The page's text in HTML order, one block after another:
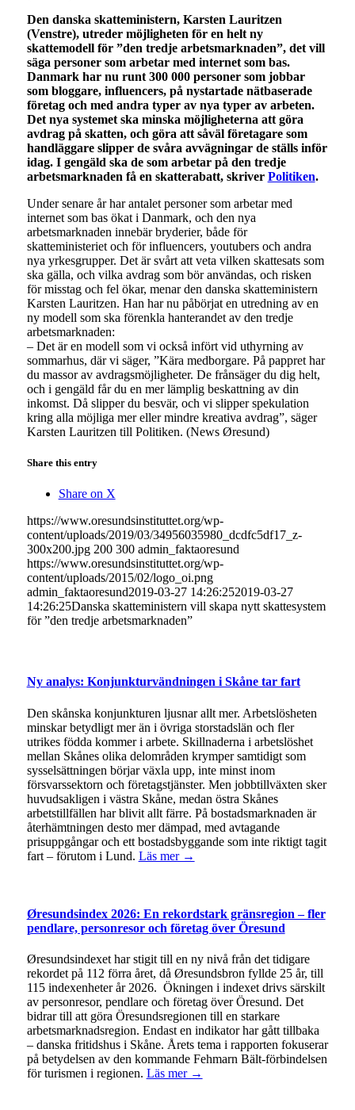
Den danska skatteministern, Karsten Lauritzen
(Venstre), utreder möjligheten för en helt ny
skattemodell för ”den tredje arbetsmarknaden”, det vill
säga personer som arbetar med internet som bas.
Danmark har nu runt 300 000 personer som jobbar
som bloggare, influencers, på nystartade nätbaserade
företag och med andra typer av nya typer av arbeten.
Det nya systemet ska minska möjligheterna att göra
avdrag på skatten, och göra att såväl företagare som
handläggare slipper de svåra avvägningar de ställs inför
idag. I gengäld ska de som arbetar på den tredje
arbetsmarknaden få en skatterabatt, skriver Politiken.
Under senare år har antalet personer som arbetar med
internet som bas ökat i Danmark, och den nya
arbetsmarknaden innebär bryderier, både för
skatteministeriet och för influencers, youtubers och andra
nya yrkesgrupper. Det är svårt att veta vilken skattesats som
ska gälla, och vilka avdrag som bör användas, och risken
för misstag och fel ökar, menar den danska skatteministern
Karsten Lauritzen. Han har nu påbörjat en utredning av en
ny modell som ska förenkla hanterandet av den tredje
arbetsmarknaden:
– Det är en modell som vi också infört vid uthyrning av
sommarhus, där vi säger, ”Kära medborgare. På pappret har
du massor av avdragsmöjligheter. De frånsäger du dig helt,
och i gengäld får du en mer lämplig beskattning av din
inkomst. Då slipper du besvär, och vi slipper spekulation
kring alla möjliga mer eller mindre kreativa avdrag”, säger
Karsten Lauritzen till Politiken. (News Øresund)
Share this entry
Share on X
https://www.oresundsinstituttet.org/wp-
content/uploads/2019/03/34956035980_dcdfc5df17_z-
300x200.jpg 200 300 admin_faktaoresund
https://www.oresundsinstituttet.org/wp-
content/uploads/2015/02/logo_oi.png
admin_faktaoresund2019-03-27 14:26:252019-03-27
14:26:25Danska skatteministern vill skapa nytt skattesystem
för ”den tredje arbetsmarknaden”
Ny analys: Konjunkturvändningen i Skåne tar fart
Den skånska konjunkturen ljusnar allt mer. Arbetslösheten
minskar betydligt mer än i övriga storstadslän och fler
utrikes födda kommer i arbete. Skillnaderna i arbetslöshet
mellan Skånes olika delområden krymper samtidigt som
sysselsättningen börjar växla upp, inte minst inom
försvarssektorn och företagstjänster. Men jobbtillväxten sker
huvudsakligen i västra Skåne, medan östra Skånes
arbetstillfällen har blivit allt färre. På bostadsmarknaden är
återhämtningen desto mer dämpad, med avtagande
prisuppgångar och ett bostadsbyggande som inte riktigt tagit
fart – förutom i Lund. Läs mer →
Øresundsindex 2026: En rekordstark gränsregion – fler
pendlare, personresor och företag över Öresund
Øresundsindexet har stigit till en ny nivå från det tidigare
rekordet på 112 förra året, då Øresundsbron fyllde 25 år, till
115 indexenheter år 2026. Ökningen i indexet drivs särskilt
av personresor, pendlare och företag över Öresund. Det
bidrar till att göra Öresundsregionen till en starkare
arbetsmarknadsregion. Endast en indikator har gått tillbaka
– danska fritidshus i Skåne. Årets tema i rapporten fokuserar
på betydelsen av den kommande Fehmarn Bält-förbindelsen
för turismen i regionen. Läs mer →